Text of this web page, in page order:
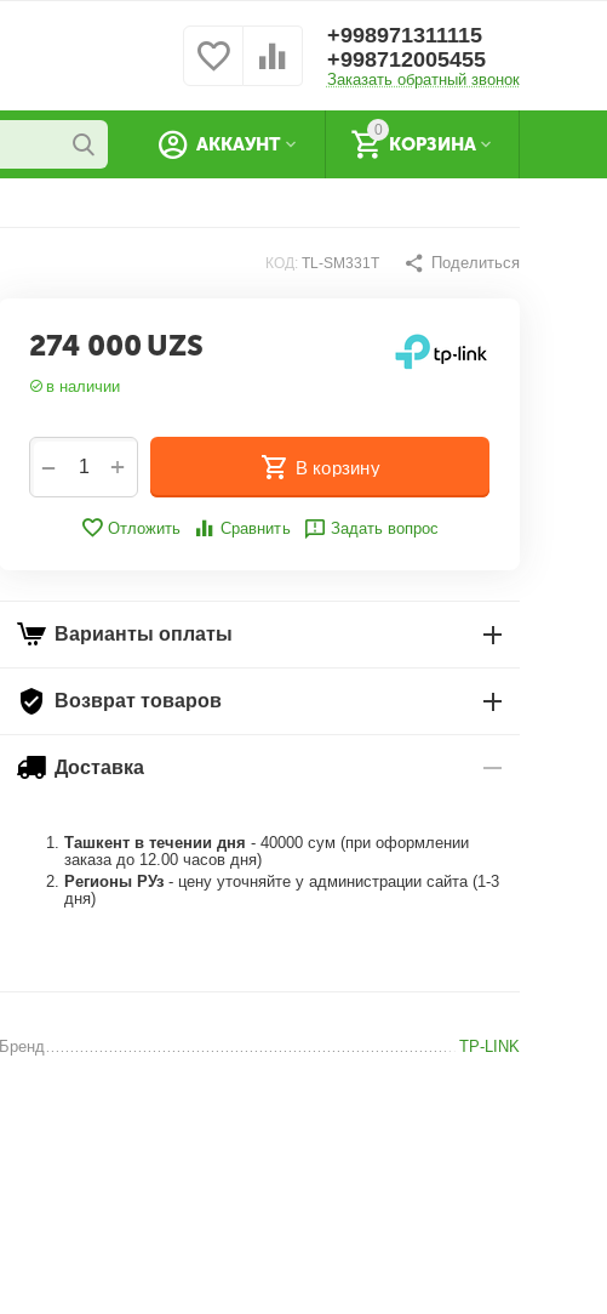
+998971311115
+998712005455
Заказать обратный звонок
0
КОРЗИНА
АККАУНТ
КОД: TL-SM331T Поделиться
274 000 UZS
в наличии
+
− В корзину
Отложить Сравнить Задать вопрос
Варианты оплаты
Возврат товаров
Доставка
Ташкент в течении дня - 40000 сум (при оформлении
заказа до 12.00 часов дня)
Регионы РУз - цену уточняйте у администрации сайта (1-3
дня)
Бренд TP-LINK